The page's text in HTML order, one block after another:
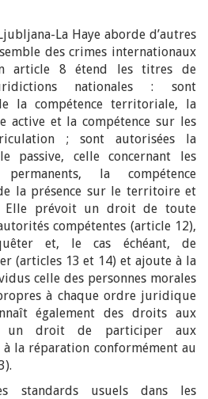
La Haye aborde d’autres
des crimes internationaux
article 8 étend les titres de
nationales : sont
la compétence territoriale, la
active et la compétence sur les
; sont autorisées la
passive, celle concernant les
la compétence
la présence sur le territoire et
Elle prévoit un droit de toute
compétentes (article 12),
et, le cas échéant, de
(articles 13 et 14) et ajoute à la
celle des personnes morales
à chaque ordre juridique
également des droits aux
un droit de participer aux
la réparation conformément au
standards usuels dans les